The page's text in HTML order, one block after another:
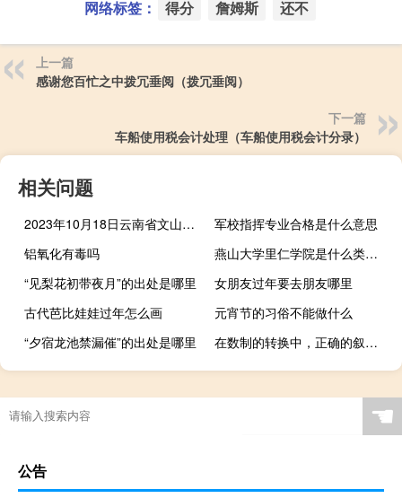
网络标签： 得分 詹姆斯 还不
上一篇
感谢您百忙之中拨冗垂阅（拨冗垂阅）
下一篇
车船使用税会计处理（车船使用税会计分录）
相关问题
2023年10月18日云南省文山壮族苗族自治州疫情大数据-今日/今天疫情全网搜索最新实时消息动态情况通知播报
军校指挥专业合格是什么意思
铝氧化有毒吗
燕山大学里仁学院是什么类别的学校
“见梨花初带夜月”的出处是哪里
女朋友过年要去朋友哪里
古代芭比娃娃过年怎么画
元宵节的习俗不能做什么
“夕宿龙池禁漏催”的出处是哪里
在数制的转换中，正确的叙述是：
☚
公告